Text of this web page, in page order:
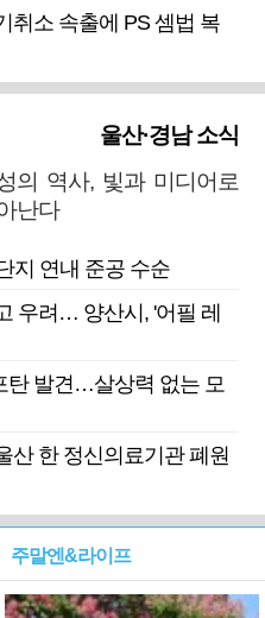
소 속출에 PS 셈법 복
울산·경남 소식
의 역사, 빛과 미디어로
난다
지 연내 준공 수순
우려… 양산시, '어필 레
탄 발견…살상력 없는 모
산 한 정신의료기관 폐원
주말엔&라이프